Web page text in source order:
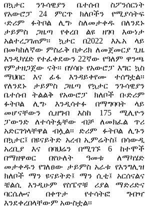
በኳታር ንጉሳዊያን ቤተሰብ ስፖንሰርነት
የአውሮፓ 24 ምርጥ ክለቦችን የሚያሳትፍ
‹ድሪም ፉትቦል ሊግ› ስለመታቀዱ በለንደኑ
ታይምስ ጋዜጣ የቀረበ ልዩ ዘገባ እውነታ
አልተረጋገጠም፡፡ ኳታር በ2022 እኤአ ላይ
በመካከለኛው ምስራቅ በታሪክ ለመጀመርያ ጊዜ
እንዲካሄድ የተፈቀደውን 22ኛው የዓለም ዋንጫ
የምታዘጋጀው ናት፡፡ በሃሳቡ የአውሮፓ እግር ኳስ
ማህበር እና ፊፋ እንዳይቀየሙ ተሰግቷል፡፡
የለንደኑ ታይምስ ጋዜጣ የኳታር ንጉሳዊያን
ቤተሰብ ትልልቅ የአውሮፓ ክለቦች በ‹ድሪም
ፉትቦል ሊግ› እንዲሳተፉ በማግባባት ላይ
መሆናቸውን ሲዘግብ እስከ 175 ሚሊዮን
ፓውንድ ለተሳትፏቸው ብቻ ለመክፈል ጥሪ
አድርገጎላቸዋል ብሏል፡፡ ድሪም ፉትቦል ሊጉን
በኳታር፤ በዩናይትድ አረብ ኢምሬትስ፤ በሳውዲ
አረቢያ እና በባህሬን በሚገኙ 6 ከተሞች
በማዘዋወር በየሁለት ዓመቱ ለማካሄድ
መታቀዱን የገለፀው ታይምስ አራቱ የእንግሊዝ
ክለቦች ማን ዩናይትድ፤ ማን ሲቲ፤ አርሰናልና
ቼልሲ እንዲሁም የስፔኖቹ ሪያል ማድሪድና
ባርሴሎና በቀጥታ የተሳትፎ ግብዣ
እንደቀረበላቸውም አውስቷል፡፡